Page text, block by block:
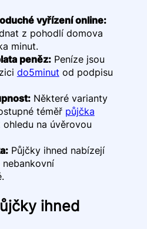
vyřízení online:
z pohodlí domova
minut.
peněz:Peníze jsou
do5minut od podpisu
Některé varianty
téměř půjčka
ohledu na úvěrovou
Půjčky ihned nabízejí
ihned